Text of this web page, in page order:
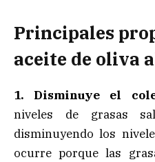
Principales
aceite de oliva
1. Disminuye el
niveles de grasas
disminuyendo los
ocurre porque las